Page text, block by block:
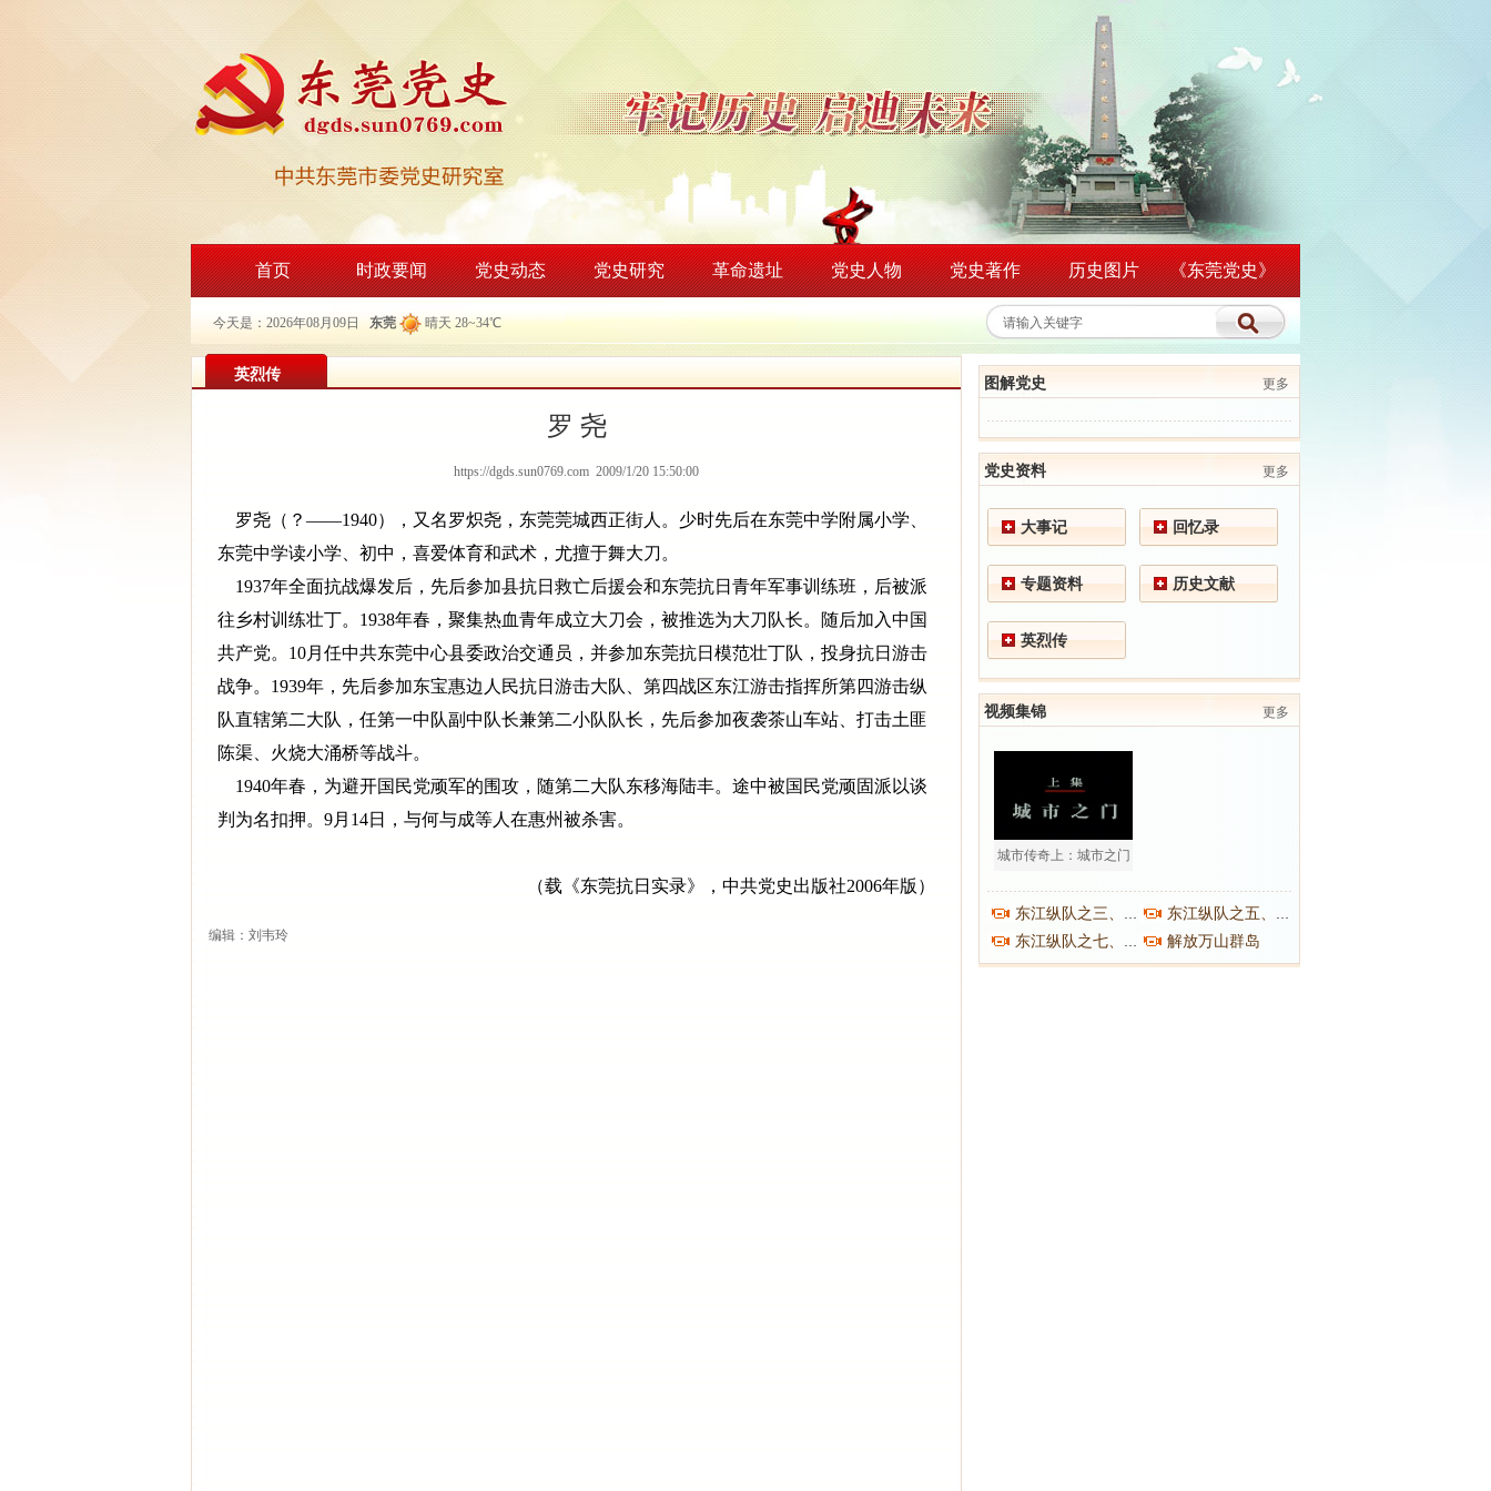
首页 时政要闻 党史动态 党史研究 革命遗址 党史人物 党史著作 历史图片 《东莞党史》
今天是：2026年08月09日 东莞 晴天 28~34℃
英烈传
罗 尧
https://dgds.sun0769.com 2009/1/20 15:50:00
罗尧（？——1940），又名罗炽尧，东莞莞城西正街人。少时先后在东莞中学附属小学、
东莞中学读小学、初中，喜爱体育和武术，尤擅于舞大刀。
1937年全面抗战爆发后，先后参加县抗日救亡后援会和东莞抗日青年军事训练班，后被派
往乡村训练壮丁。1938年春，聚集热血青年成立大刀会，被推选为大刀队长。随后加入中国
共产党。10月任中共东莞中心县委政治交通员，并参加东莞抗日模范壮丁队，投身抗日游击
战争。1939年，先后参加东宝惠边人民抗日游击大队、第四战区东江游击指挥所第四游击纵
队直辖第二大队，任第一中队副中队长兼第二小队队长，先后参加夜袭茶山车站、打击土匪
陈渠、火烧大涌桥等战斗。
1940年春，为避开国民党顽军的围攻，随第二大队东移海陆丰。途中被国民党顽固派以谈
判为名扣押。9月14日，与何与成等人在惠州被杀害。
（载《东莞抗日实录》，中共党史出版社2006年版）
编辑：刘韦玲
图解党史 更多
党史资料 更多
大事记 回忆录
专题资料 历史文献
英烈传
视频集锦 更多
城市传奇上：城市之门
东江纵队之三、之四
东江纵队之五、之六
东江纵队之七、之八
解放万山群岛